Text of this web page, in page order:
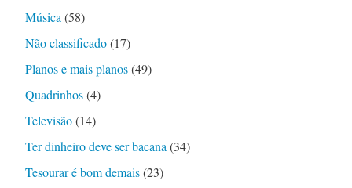
Música (58)
Não classificado(17)
Planos e mais planos(49)
Quadrinhos(4)
Televisão(14)
Ter dinheiro deve ser bacana (34)
Tesourar é bom demais(23)